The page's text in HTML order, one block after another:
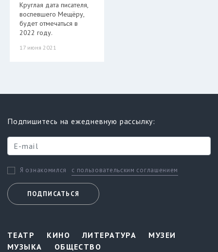
Круглая дата писателя,
воспевшего Мещёру,
будет отмечаться в
2022 году.
17 июня 2021
Подпишитесь на ежедневную рассылку:
Я ознакомился с пользовательским соглашением
ПОДПИСАТЬСЯ
ТЕАТР КИНО ЛИТЕРАТУРА
МУЗЕИ
МУЗЫКА
ОБЩЕСТВО